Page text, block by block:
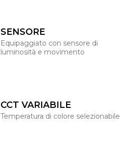
SENSORE
Equipaggiato con sensore di
luminosità e movimento
CCT VARIABILE
Temperatura di colore selezionabile